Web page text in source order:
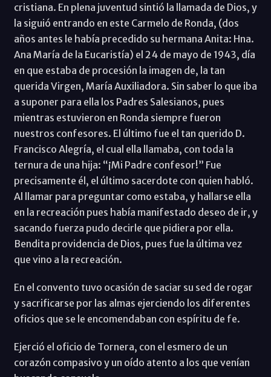
cristiana. En plena juventud sintió la llamada de Dios, y
la siguió entrando en este Carmelo de Ronda, (dos
años antes le había precedido su hermana Anita: Hna.
Ana María de la Eucaristía) el 24 de mayo de 1943, día
en que estaba de procesión la imagen de, la tan
querida Virgen, María Auxiliadora. Sin saber lo que iba
a suponer para ella los Padres Salesianos, pues
mientras estuvieron en Ronda siempre fueron
nuestros confesores. El último fue el tan querido D.
Francisco Alegría, el cual ella llamaba, con toda la
ternura de una hija: “¡Mi Padre confesor!” Fue
precisamente él, el último sacerdote con quien habló.
Al llamar para preguntar como estaba, y hallarse ella
en la recreación pues había manifestado deseo de ir, y
sacando fuerza pudo decirle que pidiera por ella.
Bendita providencia de Dios, pues fue la última vez
que vino a la recreación.
En el convento tuvo ocasión de saciar su sed de rogar
y sacrificarse por las almas ejerciendo los diferentes
oficios que se le encomendaban con espíritu de fe.
Ejerció el oficio de Tornera, con el esmero de un
corazón compasivo y un oído atento a los que venían